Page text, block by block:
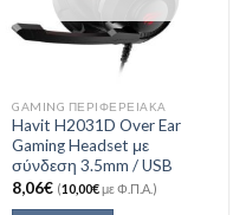
GAMING ΠΕΡΙΦΕΡΕΙΑΚΑ
Havit H2031D Over Ear
Gaming Headset με
σύνδεση 3.5mm / USB
8,06€ (10,00€με Φ.Π.Α.)